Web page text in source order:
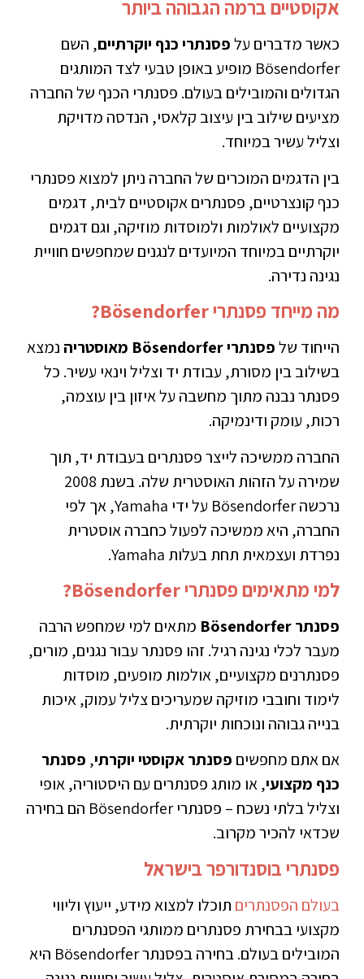
אקוסטיים ברמה הגבוהה ביותר
כאשר מדברים עלפסנתרי כנף יוקרתיים, השם
Bösendorfer מופיע באופן טבעי לצד המותגים
הגדולים והמובילים בעולם. פסנתרי הכנף של החברה
מציעים שילוב בין עיצוב קלאסי, הנדסה מדויקת
וצליל עשיר במיוחד.
בין הדגמים המוכרים של החברה ניתן למצוא פסנתרי
כנף קונצרטיים, פסנתרים אקוסטיים לבית, דגמים
מקצועיים לאולמות ולמוסדות מוזיקה, וגם דגמים
יוקרתיים במיוחד המיועדים לנגנים שמחפשים חוויית
נגינה נדירה.
מה מייחד פסנתרי Bösendorfer?
הייחוד שלפסנתרי Bösendorfer מאוסטריה
נמצא
בשילוב בין מסורת, עבודת יד וצליל וינאי עשיר. כל
פסנתר נבנה מתוך מחשבה על איזון בין עוצמה,
רכות, עומק ודינמיקה.
החברה ממשיכה לייצר פסנתרים בעבודת יד, תוך
שמירה על הזהות האוסטרית שלה. בשנת 2008
נרכשה Bösendorfer על ידי Yamaha, אך לפי
החברה, היא ממשיכה לפעול כחברה אוסטרית
נפרדת ועצמאית תחת בעלות Yamaha.
למי מתאימים פסנתרי Bösendorfer?
פסנתר Bösendorfer
מתאים למי שמחפש הרבה
מעבר לכלי נגינה רגיל. זהו פסנתר עבור נגנים, מורים,
פסנתרנים מקצועיים, אולמות מופעים, מוסדות
לימוד וחובבי מוזיקה שמעריכים צליל עמוק, איכות
בנייה גבוהה ונוכחות יוקרתית.
אם אתם מחפשים פסנתר אקוסטי יוקרתי, פסנתר
כנף מקצועי, או מותג פסנתרים עם היסטוריה, אופי
וצליל בלתי נשכח – פסנתרי Bösendorfer הם בחירה
שכדאי להכיר מקרוב.
פסנתרי בוסנדורפר בישראל
בעולם הפסנתרים תוכלו למצוא מידע, ייעוץ וליווי
מקצועי בבחירת פסנתרים ממותגי הפסנתרים
המובילים בעולם. בחירה בפסנתר Bösendorfer היא